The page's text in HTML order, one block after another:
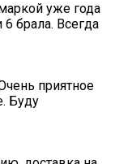
уже года
брала. Всегда
приятное
Буду